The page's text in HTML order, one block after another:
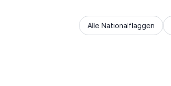
Alle Nationalflaggen